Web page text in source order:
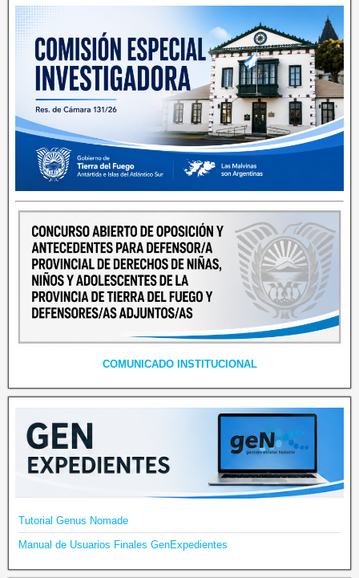
COMUNICADO INSTITUCIONAL
Tutorial Genus Nomade
Manual de Usuarios Finales GenExpedientes